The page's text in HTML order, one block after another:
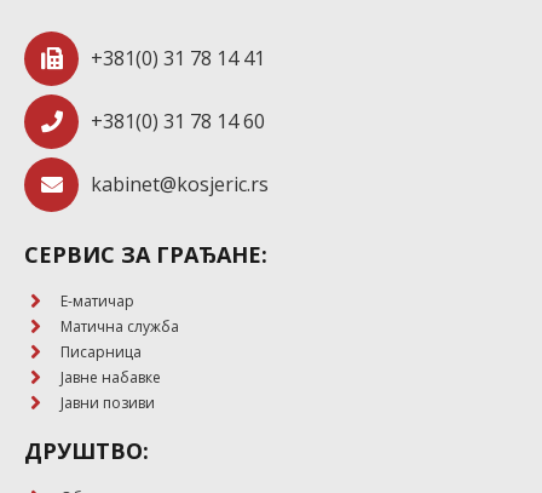
+381(0) 31 78 14 41
+381(0) 31 78 14 60
kabinet@kosjeric.rs
СЕРВИС ЗА ГРАЂАНЕ:
E-матичар
Матична служба
Писарница
Јавне набавке
Јавни позиви
ДРУШТВО: